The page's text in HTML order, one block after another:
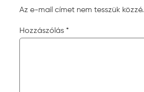
Az e-mail címet nem tesszük közzé.
Hozzászólás *